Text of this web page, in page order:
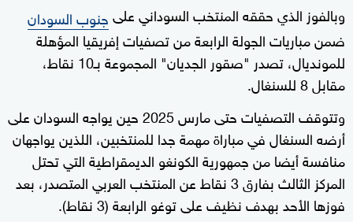
وبالفوز الذي حققه المنتخب السوداني علىجنوب السودان
ضمن مباريات الجولة الرابعة من تصفيات إفريقيا المؤهلة
للمونديال، تصدر "صقور الجديان" المجموعة بـ10 نقاط،
مقابل 8 للسنغال.
وتتوقف التصفيات حتى مارس 2025 حين يواجه السودان على
أرضه السنغال في مباراة مهمة جدا للمنتخبين، اللذين يواجهان
منافسة أيضا من جمهورية الكونغو الديمقراطية التي تحتل
المركز الثالث بفارق 3 نقاط عن المنتخب العربي المتصدر، بعد
فوزها الأحد بهدف نظيف على توغو الرابعة (3 نقاط).